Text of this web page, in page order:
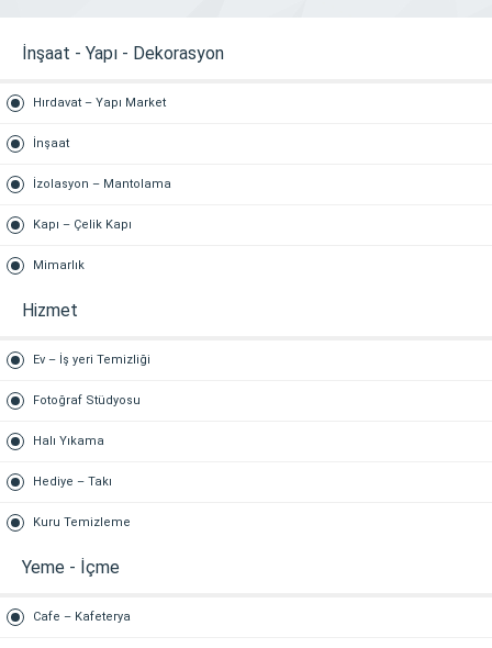
İnşaat - Yapı - Dekorasyon
Hırdavat – Yapı Market
İnşaat
İzolasyon – Mantolama
Kapı – Çelik Kapı
Mimarlık
Hizmet
Ev – İş yeri Temizliği
Fotoğraf Stüdyosu
Halı Yıkama
Hediye – Takı
Kuru Temizleme
Yeme - İçme
Cafe – Kafeterya